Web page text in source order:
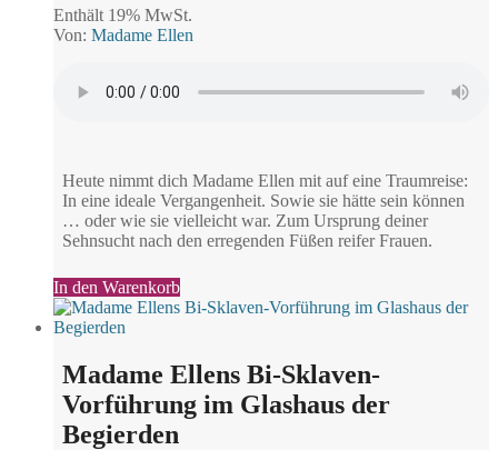
Enthält 19% MwSt.
Von: Madame Ellen
Heute nimmt dich Madame Ellen mit auf eine Traumreise:
In eine ideale Vergangenheit. Sowie sie hätte sein können
… oder wie sie vielleicht war. Zum Ursprung deiner
Sehnsucht nach den erregenden Füßen reifer Frauen.
In den Warenkorb
Madame Ellens Bi-Sklaven-
Vorführung im Glashaus der
Begierden